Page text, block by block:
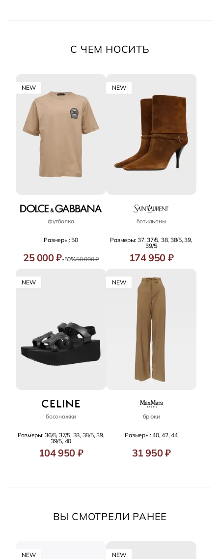
С ЧЕМ НОСИТЬ
NEW
футболка
Размеры: 50
25 000 ₽-50%50 000 ₽
NEW
ботильоны
Размеры: 37, 37/5, 38, 38/5, 39,
39/5
174 950 ₽
NEW
босоножки
Размеры: 36/5, 37/5, 38, 38/5, 39,
39/5, 40
104 950 ₽
NEW
брюки
Размеры: 40, 42, 44
31 950 ₽
ВЫ СМОТРЕЛИ РАНЕЕ
NEW NEW